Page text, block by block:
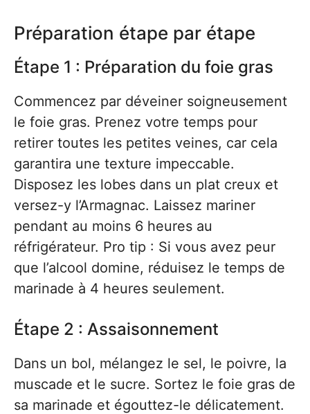
Préparation étape par étape
Étape 1 : Préparation du foie gras
Commencez par déveiner soigneusement
le foie gras. Prenez votre temps pour
retirer toutes les petites veines, car cela
garantira une texture impeccable.
Disposez les lobes dans un plat creux et
versez-y l’Armagnac. Laissez mariner
pendant au moins 6 heures au
réfrigérateur. Pro tip : Si vous avez peur
que l’alcool domine, réduisez le temps de
marinade à 4 heures seulement.
Étape 2 : Assaisonnement
Dans un bol, mélangez le sel, le poivre, la
muscade et le sucre. Sortez le foie gras de
sa marinade et égouttez-le délicatement.